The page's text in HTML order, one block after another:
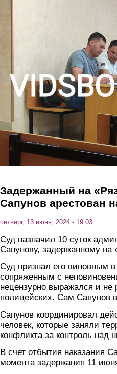
Задержанный на
Сапунов арестован
четверг, 13 июня, 2024 - 19:03
Суд назначил 10 суток
Сапунову, задержанному на
Суд признал его виновным
сопряженным с
нецензурно выражался и не
полицейских. Сам Сапунов
Сапунов координировал
человек, которые заняли
конфликта за контроль над
В счет отбытия наказания
момента задержания 11